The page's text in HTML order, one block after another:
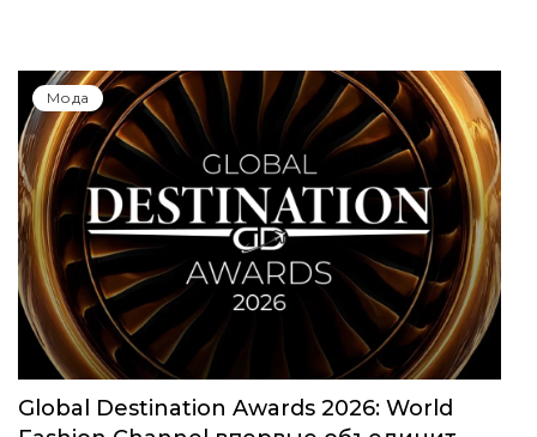
Юбилейный сезон Московской недели
моды собрал свыше 1000 заявок